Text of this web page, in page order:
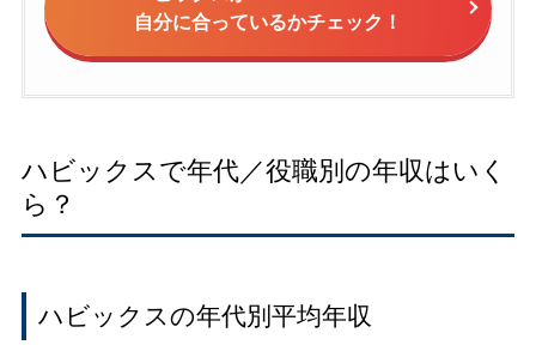
自分に合っているかチェック！
ハビックスで年代／役職別の年収はいく
ら？
ハビックスの年代別平均年収